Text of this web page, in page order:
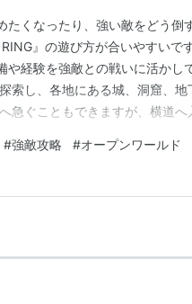
たくなったり、強い敵をどう倒
』の遊び方が合いやすいで
や経験を強敵との戦いに活かし
索し、各地にある城、洞窟、
急ぐこともできますが、横道
くに見える塔や建物へ実際に向
す。地形を眺めな…
#強敵攻略 #オープンワールド